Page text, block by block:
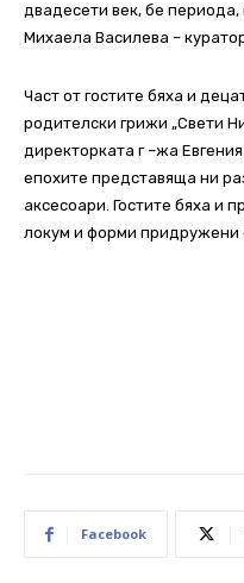
двадесети век, бе периода,
Михаела Василева –
Част от гостите бяха и
родителски грижи „Свети
директорката г –жа
епохите представяща ни
аксесоари. Гостите бяха и
локум и форми придружени
Facebook